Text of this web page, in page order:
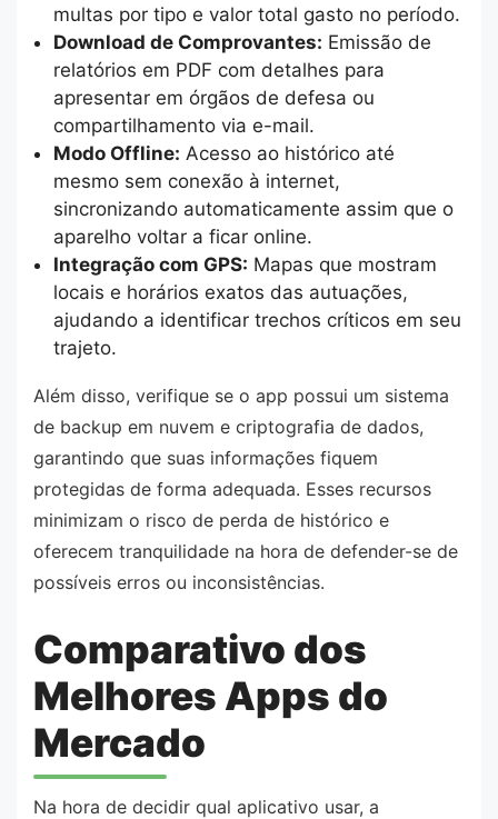
multas por tipo e valor total gasto no período.
Download de Comprovantes: Emissão de
relatórios em PDF com detalhes para
apresentar em órgãos de defesa ou
compartilhamento via e-mail.
Modo Offline: Acesso ao histórico até
mesmo sem conexão à internet,
sincronizando automaticamente assim que o
aparelho voltar a ficar online.
Integração com GPS: Mapas que mostram
locais e horários exatos das autuações,
ajudando a identificar trechos críticos em seu
trajeto.
Além disso, verifique se o app possui um sistema
de backup em nuvem e criptografia de dados,
garantindo que suas informações fiquem
protegidas de forma adequada. Esses recursos
minimizam o risco de perda de histórico e
oferecem tranquilidade na hora de defender-se de
possíveis erros ou inconsistências.
Comparativo dos
Melhores Apps do
Mercado
Na hora de decidir qual aplicativo usar, a